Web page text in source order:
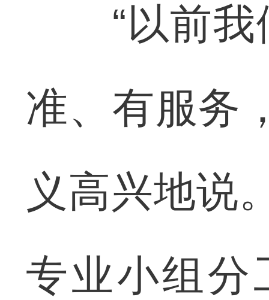
“以前我
准、有服务
义高兴地说
专业小组分